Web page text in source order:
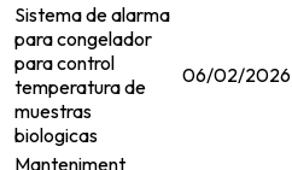
Sistema de alarma
para congelador
para control
temperatura de
muestras
biologicas
06/02/2026
Manteniment